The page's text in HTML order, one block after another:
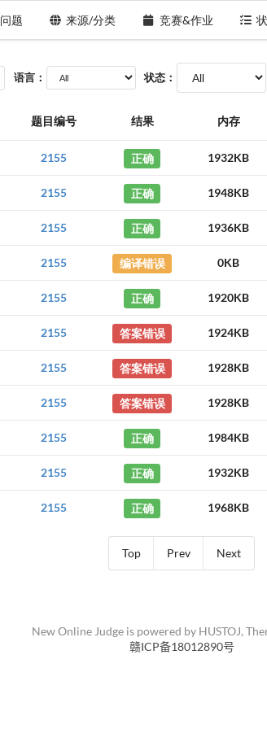
问题 来源/分类 竞赛&作业
语言： 状态：
题目编号 结果 内存
2155 正确 1932KB
2155 正确 1948KB
2155 正确 1936KB
2155 编译错误 0KB
2155 正确 1920KB
2155 答案错误 1924KB
2155 答案错误 1928KB
2155 答案错误 1928KB
2155 正确 1984KB
2155 正确 1932KB
2155 正确 1968KB
Top Prev Next
New Online Judge is powered by HUSTOJ,
赣ICP备18012890号